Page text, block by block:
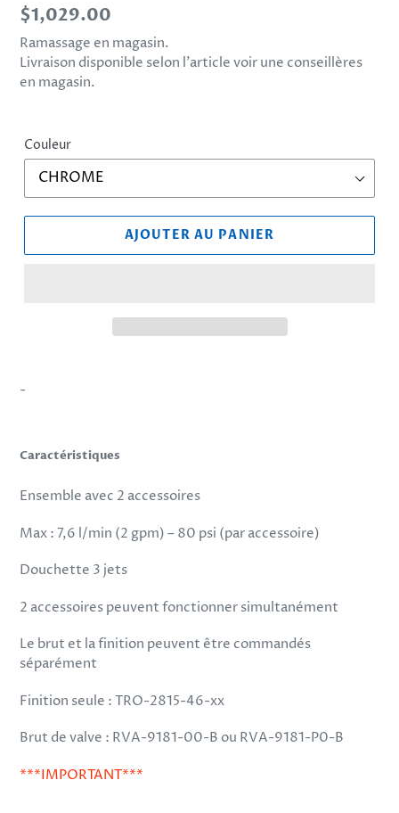
Prix
normal
$1,029.00
Ramassage en magasin.
Livraison disponible selon l’article voir une conseillères
en magasin.
Couleur
AJOUTER AU PANIER
panier
-
Caractéristiques
Ensemble avec 2 accessoires
Max : 7,6 l/min (2 gpm) – 80 psi (par accessoire)
Douchette 3 jets
2 accessoires peuvent fonctionner simultanément
Le brut et la finition peuvent être commandés
séparément
Finition seule : TRO-2815-46-xx
Brut de valve : RVA-9181-00-B ou RVA-9181-P0-B
***IMPORTANT***